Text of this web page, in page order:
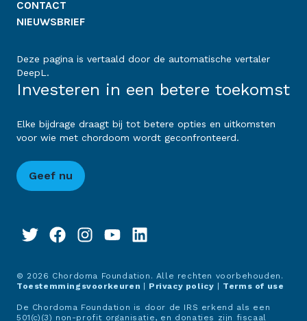
CONTACT
NIEUWSBRIEF
Deze pagina is vertaald door de automatische vertaler
DeepL.
Investeren in een betere toekomst
Elke bijdrage draagt bij tot betere opties en uitkomsten
voor wie met chordoom wordt geconfronteerd.
Geef nu
© 2026 Chordoma Foundation. Alle rechten voorbehouden.
Toestemmingsvoorkeuren
Privacy policy Terms of use
De Chordoma Foundation is door de IRS erkend als een
501(c)(3) non-profit organisatie, en donaties zijn fiscaal